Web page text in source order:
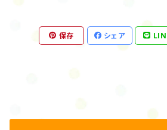
保存 シェア